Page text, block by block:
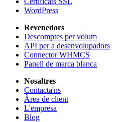
WordPress
Revenedors
Descomptes per volum
API per a desenvolupadors
Connector WHMCS
Panell de marca blanca
Nosaltres
Contacta'ns
Àrea de client
L'empresa
Blog